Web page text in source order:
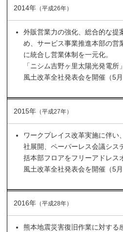
2014年（平成26年）
外販営業力の強化、総合的な提
め、サービス事業推進本部の営
に統合し営業体制を一元化。
「ニシム吉野ヶ里太陽光発電所
風土改革全社発表会を開催（5月
2015年（平成27年）
ワークプレイス改革実施に伴い
社展開、ペーパーレス会議シス
括本部フロアをフリーアドレス
風土改革全社発表会を開催（5月
2016年（平成28年）
熊本地震災害復旧作業に対する